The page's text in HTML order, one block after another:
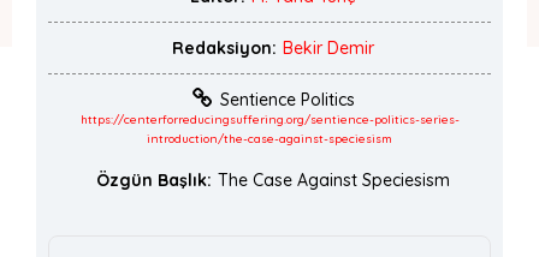
Redaksiyon: Bekir Demir
Sentience Politics
https://centerforreducingsuffering.org/sentience-politics-series-
introduction/the-case-against-speciesism
Özgün Başlık: The Case Against Speciesism